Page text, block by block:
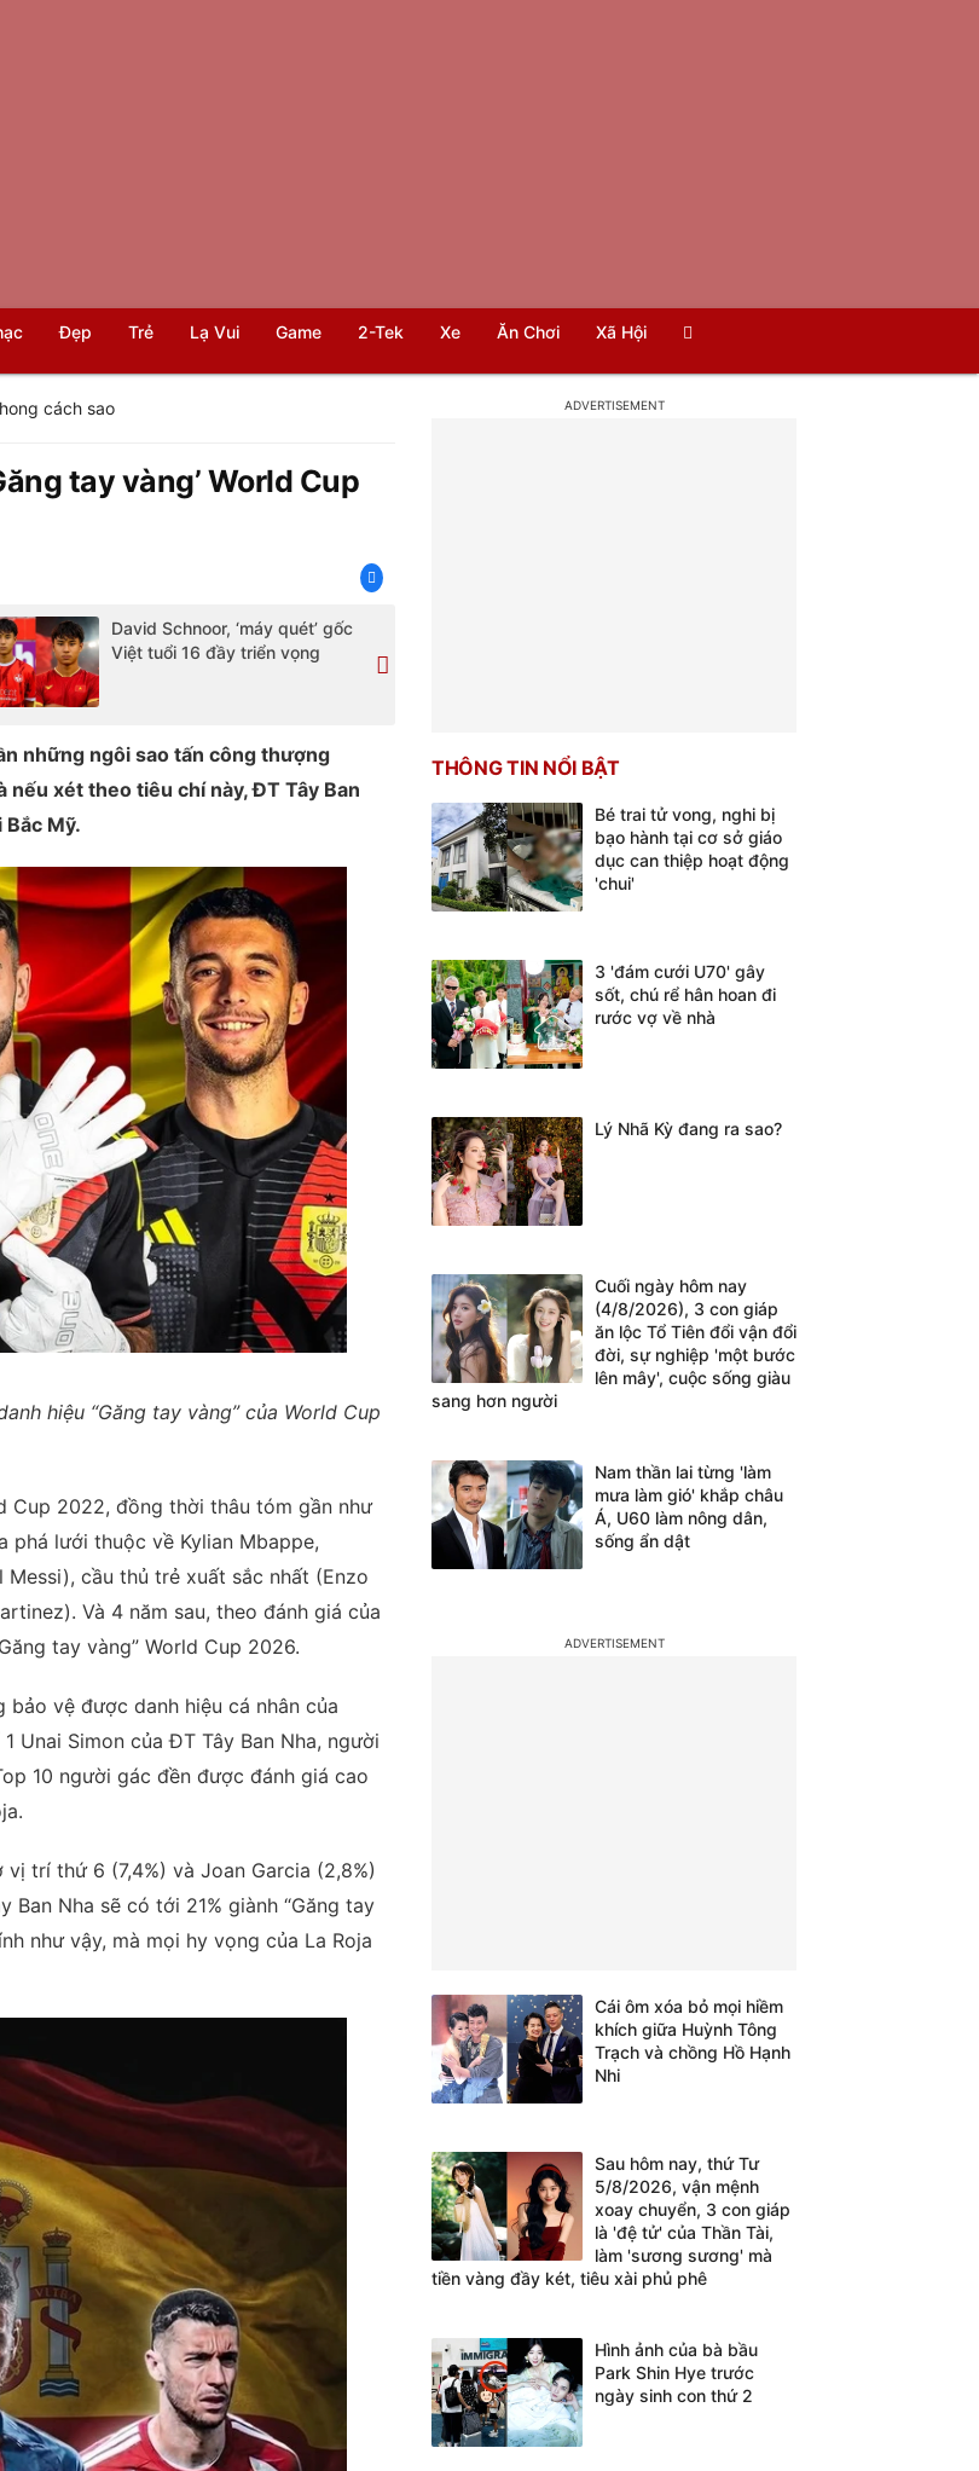
Đẹp Trẻ Lạ Vui Game 2-Tek Xe Ăn Chơi Xã Hội
cách sao
tay vàng’ World Cup
David Schnoor, ‘máy quét’ gốc
Việt tuổi 16 đầy triển vọng
những ngôi sao tấn công thượng
nếu xét theo tiêu chí này, ĐT Tây Ban
Mỹ.
hiệu “Găng tay vàng” của World Cup
Cup 2022, đồng thời thâu tóm gần như
phá lưới thuộc về Kylian Mbappe,
cầu thủ trẻ xuất sắc nhất (Enzo
Và 4 năm sau, theo đánh giá của
tay vàng” World Cup 2026.
bảo vệ được danh hiệu cá nhân của
Unai Simon của ĐT Tây Ban Nha, người
10 người gác đền được đánh giá cao
trí thứ 6 (7,4%) và Joan Garcia (2,8%)
Nha sẽ có tới 21% giành “Găng tay
như vậy, mà mọi hy vọng của La Roja
THÔNG TIN NỔI BẬT
Bé trai tử vong, nghi bị
bạo hành tại cơ sở giáo
dục can thiệp hoạt động
'chui'
3 'đám cưới U70' gây
sốt, chú rể hân hoan đi
rước vợ về nhà
Lý Nhã Kỳ đang ra sao?
Cuối ngày hôm nay
(4/8/2026), 3 con giáp
ăn lộc Tổ Tiên đổi vận đổi
đời, sự nghiệp 'một bước
lên mây', cuộc sống giàu
sang hơn người
Nam thần lai từng 'làm
mưa làm gió' khắp châu
Á, U60 làm nông dân,
sống ẩn dật
Cái ôm xóa bỏ mọi hiềm
khích giữa Huỳnh Tông
Trạch và chồng Hồ Hạnh
Nhi
Sau hôm nay, thứ Tư
5/8/2026, vận mệnh
xoay chuyển, 3 con giáp
là 'đệ tử' của Thần Tài,
làm 'sương sương' mà
tiền vàng đầy két, tiêu xài phủ phê
Hình ảnh của bà bầu
Park Shin Hye trước
ngày sinh con thứ 2